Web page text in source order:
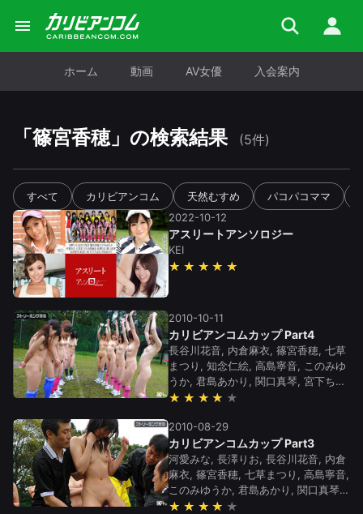
ホーム 動画 AV女優 入会案内
「篠宮香穂」の検索結果 (5件)
すべて カリビアンコム 天然むすめ パコパコママ
2022-10-12
アスリートアンソロジー
KEI
★★★★★
2010-10-11
カリビアンコムカップ Part4
長谷川花音, 内倉麻衣, 篠宮香穂, 七草
まつり, 知念仁絵, 高島寧音, このみゆ
うか, 君島あかり, 関口真琴, 宮下ちは
る, 南野リカ, 長澤りお, 河愛みな
★★★★
2010-08-29
カリビアンコムカップ Part3
河愛みな, 長澤りお, 長谷川花音, 内倉
麻衣, 篠宮香穂, 七草まつり, 高島寧音,
このみゆうか, 君島あかり, 関口真琴,
宮下ちはる, 南野リカ, 知念仁絵
★★★★